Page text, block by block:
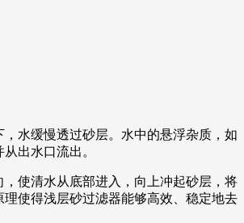
水缓慢透过砂层。水中的悬浮杂质，如
出水口流出。
使清水从底部进入，向上冲起砂层，将
使得浅层砂过滤器能够高效、稳定地去